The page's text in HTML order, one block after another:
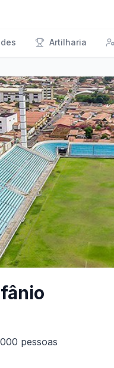
Artilharia
pessoas